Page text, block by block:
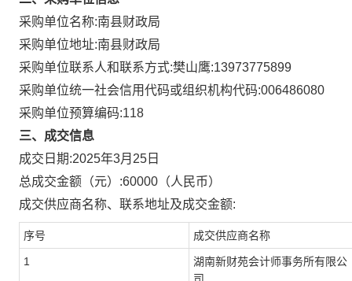
采购单位名称:南县财政局
采购单位地址:南县财政局
采购单位联系人和联系方式:樊山鹰:13973775899
采购单位统一社会信用代码或组织机构代码:006486080
采购单位预算编码:118
三、成交信息
成交日期:2025年3月25日
总成交金额（元）:60000 （人民币）
成交供应商名称、联系地址及成交金额:
序号 成交供应商名称
1
湖南新财苑会计师事务所有限公